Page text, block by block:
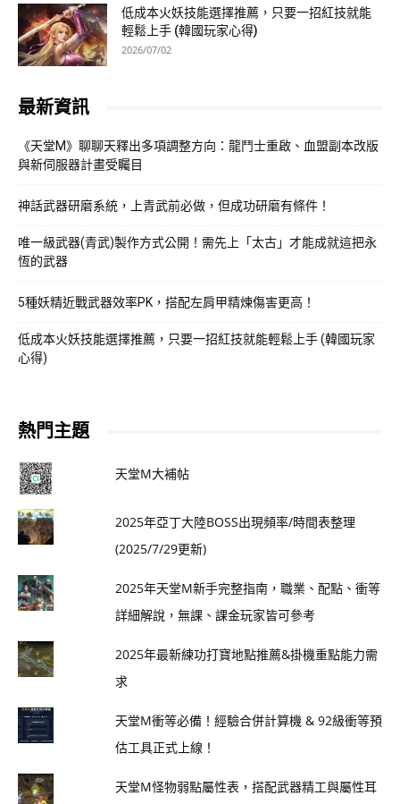
低成本火妖技能選擇推薦，只要一招紅技就能
輕鬆上手 (韓國玩家心得)
2026/07/02
最新資訊
《天堂M》聊聊天釋出多項調整方向：龍鬥士重啟、血盟副本改版
與新伺服器計畫受矚目
神話武器研磨系統，上青武前必做，但成功研磨有條件！
唯一級武器(青武)製作方式公開！需先上「太古」才能成就這把永
恆的武器
5種妖精近戰武器效率PK，搭配左肩甲精煉傷害更高！
低成本火妖技能選擇推薦，只要一招紅技就能輕鬆上手 (韓國玩家
心得)
熱門主題
天堂M大補帖
2025年亞丁大陸BOSS出現頻率/時間表整理
(2025/7/29更新)
2025年天堂M新手完整指南，職業、配點、衝等
詳細解說，無課、課金玩家皆可參考
2025年最新練功打寶地點推薦&掛機重點能力需
求
天堂M衝等必備！經驗合併計算機 & 92級衝等預
估工具正式上線！
天堂M怪物弱點屬性表，搭配武器精工與屬性耳